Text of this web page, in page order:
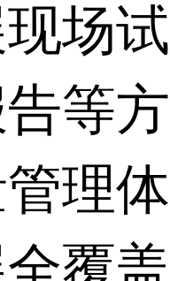
场
等
理
覆